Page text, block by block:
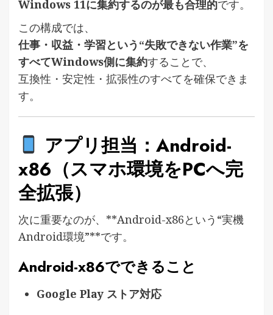
Windows 11に集約するのが最も合理的です。
この構成では、
仕事・収益・学習という“失敗できない作業”を
すべてWindows側に集約することで、
互換性・安定性・拡張性のすべてを確保できま
す。
アプリ担当：Android-
x86（スマホ環境をPCへ完
全拡張）
次に重要なのが、**Android-x86という“実機
Android環境”**です。
Android-x86でできること
Google Play ストア対応